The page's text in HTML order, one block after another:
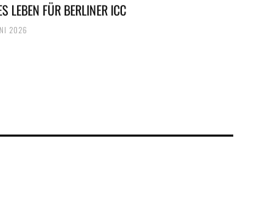
LEBEN FÜR BERLINER ICC
2026